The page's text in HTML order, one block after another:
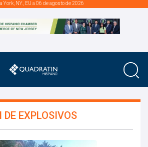
York, NY., EU a 06 de agosto de 2026
EXPLOSIVOS